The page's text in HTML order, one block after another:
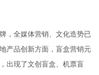
，全媒体营销、文化造势已
产品创新方面，盲盒营销元
出现了文创盲盒、机票盲